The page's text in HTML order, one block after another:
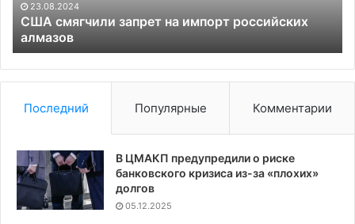
23.08.2024
США смягчили запрет на импорт российских
алмазов
Последний Популярные Комментарии
В ЦМАКП предупредили о риске
банковского кризиса из-за «плохих»
долгов
05.12.2025